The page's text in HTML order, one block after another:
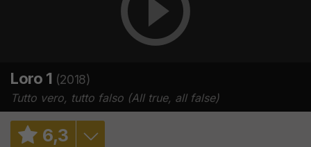
Loro 1 (2018)
Tutto vero, tutto falso (All true, all false)
6,3